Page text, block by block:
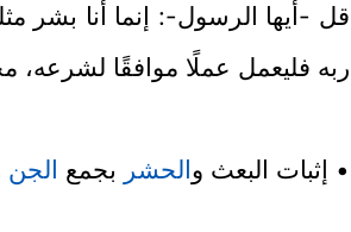
قل -أيها الرسول-: إنما أنا بشر
ربه فليعمل عملًا موافقًا لشرعه،
• إثبات البعث والحشر بجمع الجن